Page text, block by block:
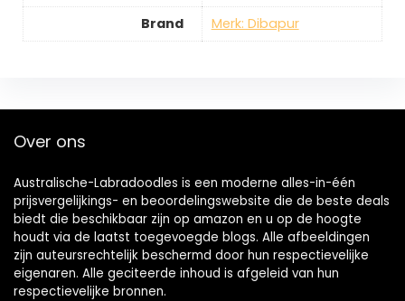
Brand
Merk: Dibapur
Over ons
Australische-Labradoodles is een moderne alles-in-één
prijsvergelijkings- en beoordelingswebsite die de beste deals
biedt die beschikbaar zijn op amazon en u op de hoogte
houdt via de laatst toegevoegde blogs. Alle afbeeldingen
zijn auteursrechtelijk beschermd door hun respectievelijke
eigenaren. Alle geciteerde inhoud is afgeleid van hun
respectievelijke bronnen.